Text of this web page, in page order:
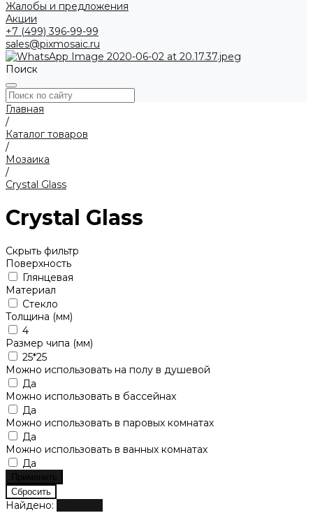
Жалобы и предложения
Акции
+7 (499) 396-99-99
sales@pixmosaic.ru
Поиск
Главная
/
Каталог товаров
/
Мозаика
/
Crystal Glass
Crystal Glass
Скрыть фильтр
Поверхность
Глянцевая
Материал
Стекло
Толщина (мм)
4
Размер чипа (мм)
25*25
Можно использовать на полу в душевой
Да
Можно использовать в бассейнах
Да
Можно использовать в паровых комнатах
Да
Можно использовать в ванных комнатах
Да
Найдено: